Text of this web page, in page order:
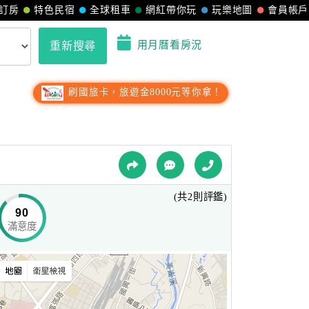
會員帳戶
玩樂地圖
網紅帶你玩
全球租車
特色民宿
房
重新搜尋 用月曆看房況
刷國旅卡，旅遊金8000元等你拿！
90
滿意度
(共2則評鑑)